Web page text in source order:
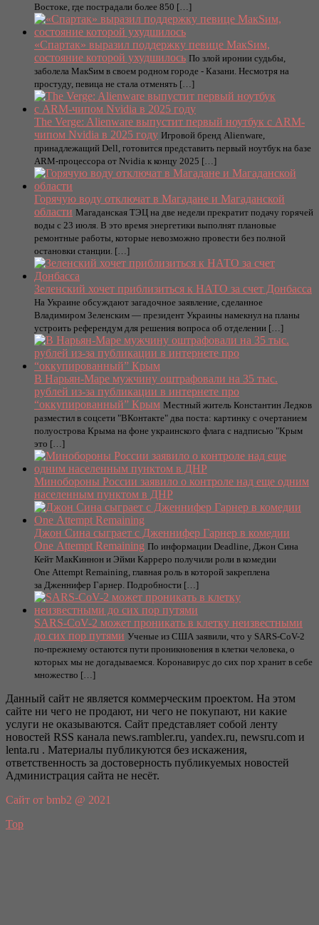
Востоке, где пострадали более 850 […]
«Спартак» выразил поддержку певице МакSим,
состояние которой ухудшилось По злой иронии судьбы,
заболела МакSим в своем родном городе - Казани. Несмотря на
простуду, певица не стала отменять […]
The Verge: Alienware выпустит первый ноутбук с ARM-
чипом Nvidia в 2025 году Игровой бренд Alienware,
принадлежащий Dell, готовится представить первый ноутбук на базе
ARM-процессора от Nvidia к концу 2025 […]
Горячую воду отключат в Магадане и Магаданской
области Магаданская ТЭЦ на две недели прекратит подачу горячей
воды с 23 июля. В это время энергетики выполнят плановые
ремонтные работы, которые невозможно провести без полной
остановки станции. […]
Зеленский хочет приблизиться к НАТО за счет Донбасса
На Украине обсуждают загадочное заявление, сделанное
Владимиром Зеленским — президент Украины намекнул на планы
устроить референдум для решения вопроса об отделении […]
В Нарьян-Маре мужчину оштрафовали на 35 тыс.
рублей из-за публикации в интернете про
“оккупированный” Крым Местный житель Константин Ледков
разместил в соцсети "ВКонтакте" два поста: картинку с очертанием
полуострова Крыма на фоне украинского флага с надписью "Крым
это […]
Минобороны России заявило о контроле над еще одним
населенным пунктом в ДНР
Джон Сина сыграет с Дженнифер Гарнер в комедии
One Attempt Remaining По информации Deadline, Джон Сина
Кейт МакКиннон и Эйми Карреро получили роли в комедии
One Attempt Remaining, главная роль в которой закреплена
за Дженнифер Гарнер. Подробности […]
SARS-CoV-2 может проникать в клетку неизвестными
до сих пор путями Ученые из США заявили, что у SARS-CoV-2
по-прежнему остаются пути проникновения в клетки человека, о
которых мы не догадываемся. Коронавирус до сих пор хранит в себе
множество […]
Данный сайт не является коммерческим проектом. На этом
сайте ни чего не продают, ни чего не покупают, ни какие
услуги не оказываются. Сайт представляет собой ленту
новостей RSS канала news.rambler.ru, yandex.ru, newsru.com и
lenta.ru . Материалы публикуются без искажения,
ответственность за достоверность публикуемых новостей
Администрация сайта не несёт.
Сайт от bmb2 @ 2021
Top